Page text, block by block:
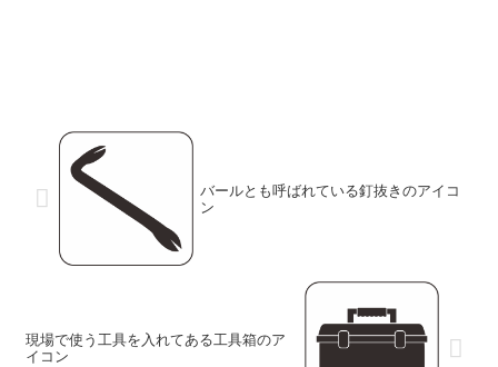
バールとも呼ばれている釘抜きのアイコ
ン
現場で使う工具を入れてある工具箱のア
イコン